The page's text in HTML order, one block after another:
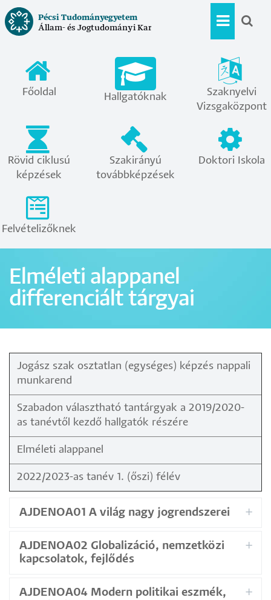
Ugrás
a
tartalomra
Pécsi Tudományegyetem
Állam- és Jogtudományi Kar
menü
Főoldal Hallgatóknak
Szaknyelvi
Vizsgaközpont
Rövid ciklusú
képzések
Szakirányú
továbbképzések
Doktori Iskola
Felvételizőknek
Elméleti alappanel
differenciált tárgyai
Jogász szak osztatlan (egységes) képzés nappali
munkarend
Szabadon választható tantárgyak a 2019/2020-
as tanévtől kezdő hallgatók részére
Elméleti alappanel
2022/2023-as tanév 1. (őszi) félév
AJDENOA01 A világ nagy jogrendszerei
AJDENOA02 Globalizáció, nemzetközi
kapcsolatok, fejlődés
AJDENOA04 Modern politikai eszmék,